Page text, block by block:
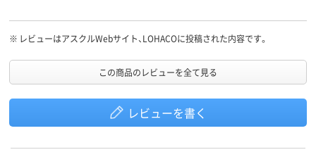
※ レビューはアスクルWebサイト、LOHACOに投稿された内容です。
この商品のレビューを全て見る
レビューを書く